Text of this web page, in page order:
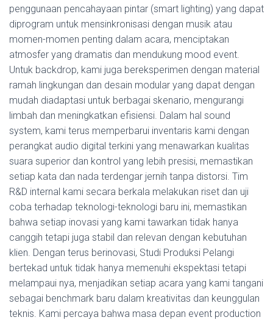
penggunaan pencahayaan pintar (smart lighting) yang dapat
diprogram untuk mensinkronisasi dengan musik atau
momen-momen penting dalam acara, menciptakan
atmosfer yang dramatis dan mendukung mood event.
Untuk backdrop, kami juga bereksperimen dengan material
ramah lingkungan dan desain modular yang dapat dengan
mudah diadaptasi untuk berbagai skenario, mengurangi
limbah dan meningkatkan efisiensi. Dalam hal sound
system, kami terus memperbarui inventaris kami dengan
perangkat audio digital terkini yang menawarkan kualitas
suara superior dan kontrol yang lebih presisi, memastikan
setiap kata dan nada terdengar jernih tanpa distorsi. Tim
R&D internal kami secara berkala melakukan riset dan uji
coba terhadap teknologi-teknologi baru ini, memastikan
bahwa setiap inovasi yang kami tawarkan tidak hanya
canggih tetapi juga stabil dan relevan dengan kebutuhan
klien. Dengan terus berinovasi, Studi Produksi Pelangi
bertekad untuk tidak hanya memenuhi ekspektasi tetapi
melampaui nya, menjadikan setiap acara yang kami tangani
sebagai benchmark baru dalam kreativitas dan keunggulan
teknis. Kami percaya bahwa masa depan event production